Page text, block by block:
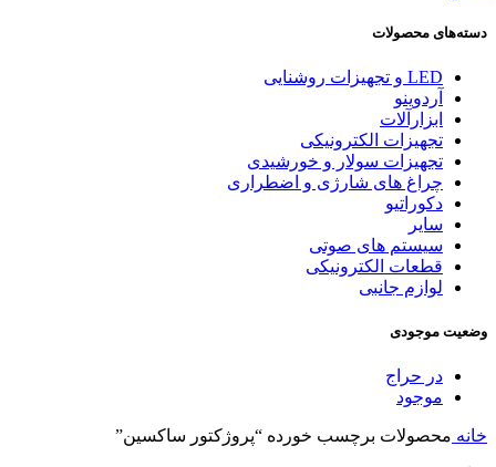
دسته‌های محصولات
LED و تجهیزات روشنایی
آردوینو
ابزارآلات
تجهیزات الکترونیکی
تجهیزات سولار و خورشیدی
چراغ های شارژی و اضطراری
دکوراتیو
سایر
سیستم های صوتی
قطعات الکترونیکی
لوازم جانبی
وضعیت موجودی
در حراج
موجود
خانه محصولات برچسب خورده “پروژکتور ساکسین”